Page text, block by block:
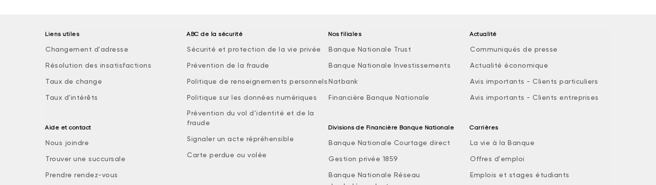
Liens utiles
Changement d'adresse
Résolution des insatisfactions
Taux de change
Taux d'intérêts
Aide et contact
Nous joindre
Trouver une succursale
Prendre rendez-vous
ABC de la sécurité
Sécurité et protection de la vie privée
Prévention de la fraude
Politique de renseignements personnels
Politique sur les données numériques
Prévention du vol d’identité et de la
fraude
Signaler un acte répréhensible
Carte perdue ou volée
Nos filiales
Banque Nationale Trust
Banque Nationale Investissements
Natbank
Financière Banque Nationale
Divisions de Financière Banque Nationale
Banque Nationale Courtage direct
Gestion privée 1859
Banque Nationale Réseau
Actualité
Communiqués de presse
Actualité économique
Avis importants - Clients particuliers
Avis importants - Clients entreprises
Carrières
La vie à la Banque
Offres d'emploi
Emplois et stages étudiants